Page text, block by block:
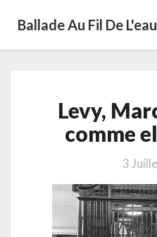
Ballade Au Fil De
Levy,
comme
3